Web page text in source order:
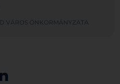
VÁROS ÖNKORMÁNYZATA